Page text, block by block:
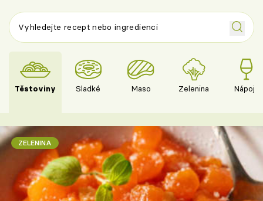
Těstoviny Sladké Maso Zelenina Nápoje
ZELENINA